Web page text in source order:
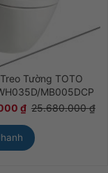
Tường TOTO
MB005DCP
₫ 25.680.000₫